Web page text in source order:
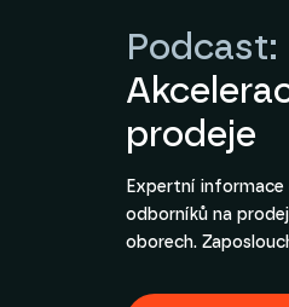
Podcast:
prodeje
Expertní
odborníků na
oborech.